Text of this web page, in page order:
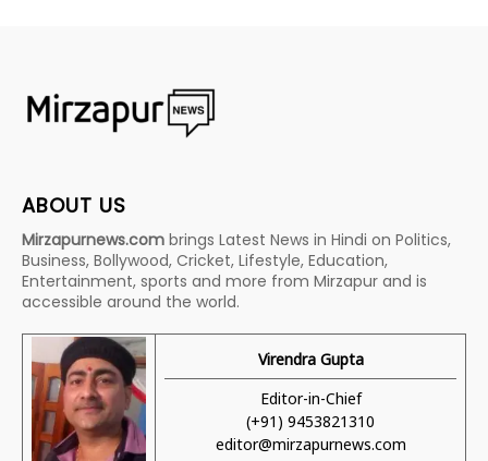
ABOUT US
Mirzapurnews.com brings Latest News in Hindi on Politics,
Business, Bollywood, Cricket, Lifestyle, Education,
Entertainment, sports and more from Mirzapur and is
accessible around the world.
Virendra Gupta
Editor-in-Chief
(+91) 9453821310
editor@mirzapurnews.com